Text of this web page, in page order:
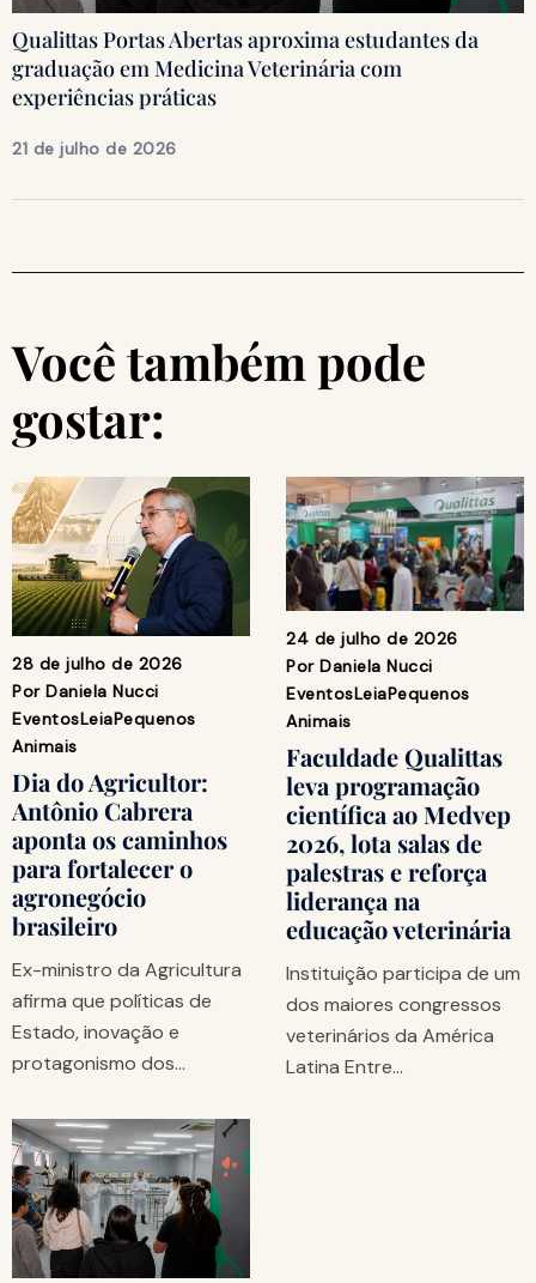
Qualittas Portas Abertas aproxima estudantes da
graduação em Medicina Veterinária com
experiências práticas
21 de julho de 2026
Você também pode
gostar:
28 de julho de 2026
Por Daniela Nucci
EventosLeiaPequenos
Animais
Dia do Agricultor:
Antônio Cabrera
aponta os caminhos
para fortalecer o
agronegócio
brasileiro
Ex-ministro da Agricultura
afirma que políticas de
Estado, inovação e
protagonismo dos…
24 de julho de 2026
Por Daniela Nucci
EventosLeiaPequenos
Animais
Faculdade Qualittas
leva programação
científica ao Medvep
2026, lota salas de
palestras e reforça
liderança na
educação veterinária
Instituição participa de um
dos maiores congressos
veterinários da América
Latina Entre…